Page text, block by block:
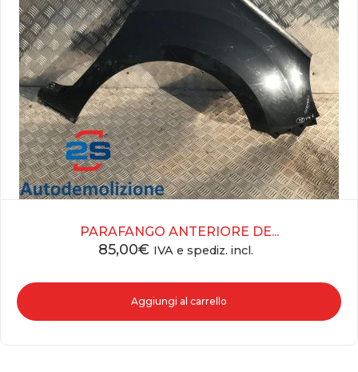
PARAFANGO ANTERIORE DE...
85,00€ IVA e spediz. incl.
Aggiungi al carrello